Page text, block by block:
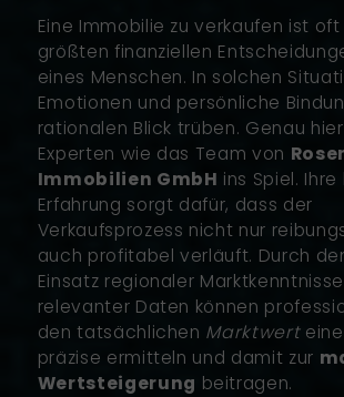
Eine Immobilie zu verkaufen ist
größten finanziellen
eines Menschen. In solchen
Emotionen und persönliche
rationalen Blick trüben. Genau
Experten wie das Team von
Immobilien GmbH ins Spiel.
Erfahrung sorgt dafür, dass der
Verkaufsprozess nicht nur
auch profitabel verläuft. Durch
Einsatz regionaler
relevanter Daten können
den tatsächlichen Marktwert
präzise ermitteln und damit zur
Wertsteigerung beitragen.